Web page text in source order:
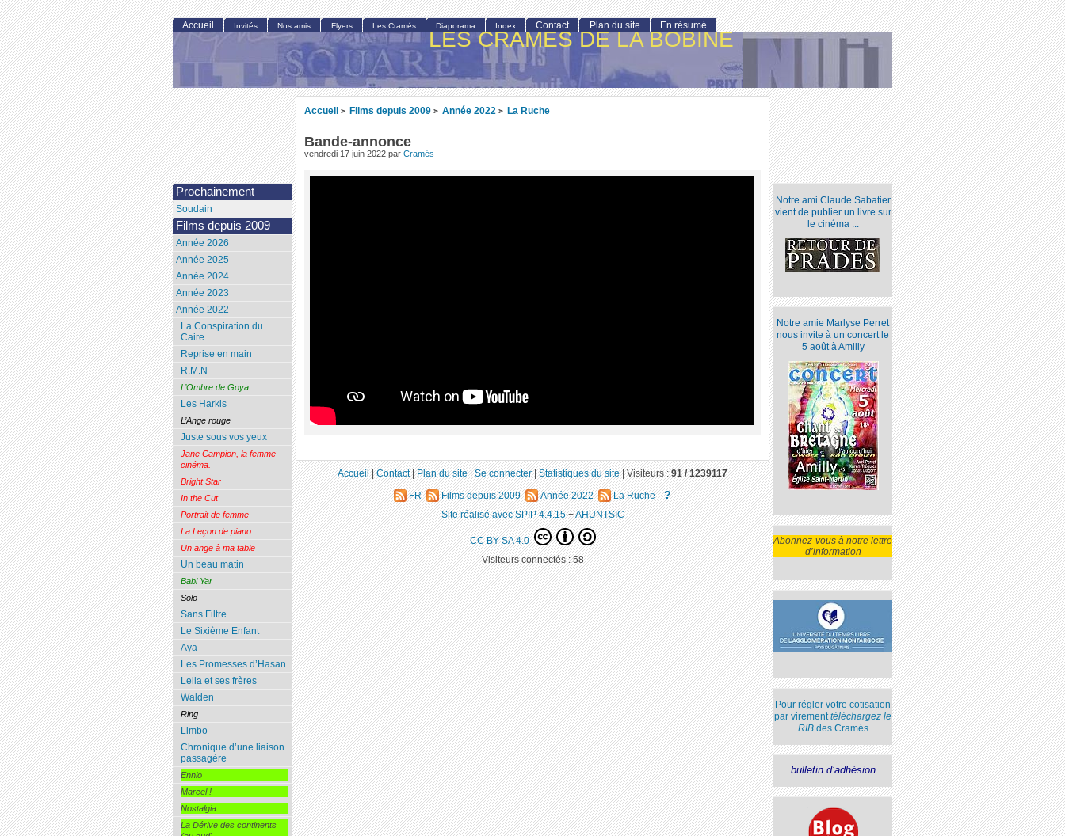
LES CRAMÉS DE LA BOBINE
Accueil > Films depuis 2009 > Année 2022 > La Ruche
Bande-annonce
vendredi 17 juin 2022 par Cramés
Notre ami Claude Sabatier
vient de publier un livre sur
le cinéma ...
Notre amie Marlyse Perret
nous invite à un concert le
5 août à Amilly
Abonnez-vous à notre lettre
d’information
Pour régler votre cotisation
par virementtéléchargez le
RIBdes Cramés
bulletin d’adhésion
Accueil Invités Nos amis Flyers Les Cramés Diaporama Index Contact Plan du site En résumé
Prochainement
Soudain
Films depuis 2009
Année 2026
Année 2025
Année 2024
Année 2023
Année 2022
La Conspiration du
Caire
Reprise en main
R.M.N
L’Ombre de Goya
Les Harkis
L’Ange rouge
Juste sous vos yeux
Jane Campion, la femme
cinéma.
Bright Star
In the Cut
Portrait de femme
La Leçon de piano
Un ange à ma table
Un beau matin
Babi Yar
Solo
Sans Filtre
Le Sixième Enfant
Aya
Les Promesses d’Hasan
Leila et ses frères
Walden
Ring
Limbo
Chronique d’une liaison
passagère
Ennio
Marcel !
Nostalgia
La Dérive des continents
Accueil|Contact|Plan du site|Se connecter|Statistiques du site|Visiteurs :91 / 1239117
FR Films depuis 2009 Année 2022 La Ruche ?
Site réalisé avec SPIP 4.4.15+AHUNTSIC
CC BY-SA 4.0
Visiteurs connectés :58